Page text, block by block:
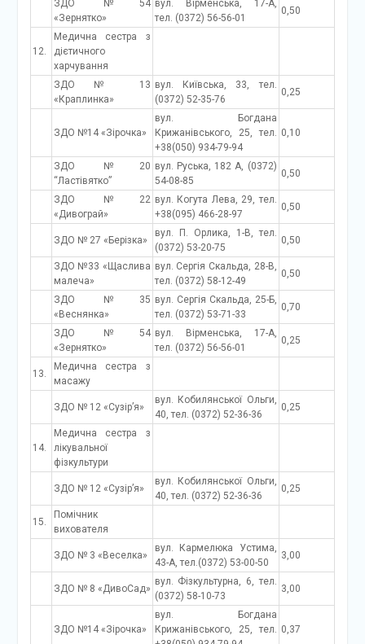
ЗДО №54
«Зернятко»
вул. Вірменська, 17-А,
тел. (0372) 56-56-01
0,50
12.
Медична сестра з
дієтичного
харчування
ЗДО № 13
«Краплинка»
вул. Київська, 33, тел.
(0372) 52-35-76
0,25
ЗДО №14 «Зірочка»
вул. Богдана
Крижанівського, 25, тел.
+38(050) 934-79-94
0,10
ЗДО №20
“Ластівятко”
вул. Руська, 182 А, (0372)
54-08-85
0,50
ЗДО №22
«Дивограй»
вул. Когута Лева, 29, тел.
+38(095) 466-28-97
0,50
ЗДО № 27 «Берізка»
вул. П. Орлика, 1-В, тел.
(0372) 53-20-75
0,50
ЗДО №33 «Щаслива
малеча»
вул. Сергія Скальда, 28-В,
тел. (0372) 58-12-49
0,50
ЗДО №35
«Веснянка»
вул. Сергія Скальда, 25-Б,
тел. (0372) 53-71-33
0,70
ЗДО №54
«Зернятко»
вул. Вірменська, 17-А,
тел. (0372) 56-56-01
0,25
13.
Медична сестра з
масажу
ЗДО № 12 «Сузір’я»
вул. Кобилянської Ольги,
40, тел. (0372) 52-36-36
0,25
14.
Медична сестра з
лікувальної
фізкультури
ЗДО № 12 «Сузір’я»
вул. Кобилянської Ольги,
40, тел. (0372) 52-36-36
0,25
15.
Помічник
вихователя
ЗДО № 3 «Веселка»
вул. Кармелюка Устима,
43-А, тел.(0372) 53-00-50
3,00
ЗДО № 8 «ДивоСад»
вул. Фізкультурна, 6, тел.
(0372) 58-10-73
3,00
ЗДО №14 «Зірочка»
вул. Богдана
Крижанівського, 25, тел. 0,37